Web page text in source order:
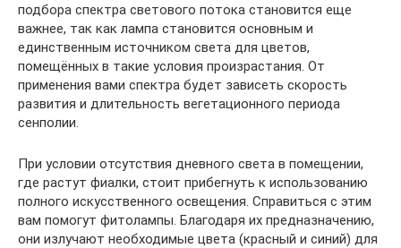
подбора спектра светового потока становится еще
важнее, так как лампа становится основным и
единственным источником света для цветов,
помещённых в такие условия произрастания. От
применения вами спектра будет зависеть скорость
развития и длительность вегетационного периода
сенполии.
При условии отсутствия дневного света в помещении,
где растут фиалки, стоит прибегнуть к использованию
полного искусственного освещения. Справиться с этим
вам помогут фитолампы. Благодаря их предназначению,
они излучают необходимые цвета (красный и синий) для